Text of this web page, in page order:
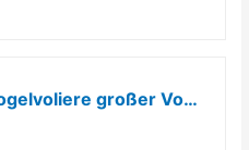
Yaheetech Vogelvoliere großer Vogelkäfig mit 2 Türen Vogelhaus mit Holzstangen und 4 Rollen mit schmutzwanneneinsatz 52 x 79 x 132 cm